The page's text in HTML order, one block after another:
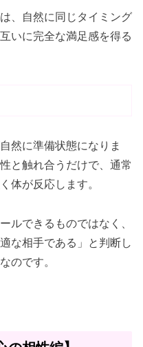
、自然に同じタイミング
いに完全な満足感を得る
然に準備状態になりま
と触れ合うだけで、通常
体が反応します。
ルできるものではなく、
な相手である」と判断し
のです。